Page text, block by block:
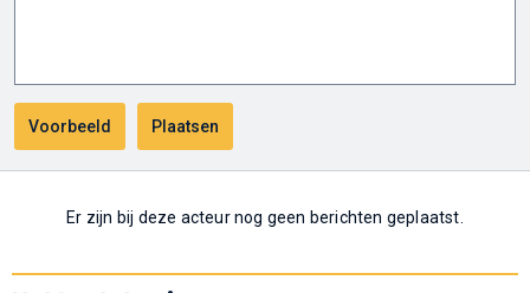
Er zijn bij deze acteur nog geen berichten geplaatst.